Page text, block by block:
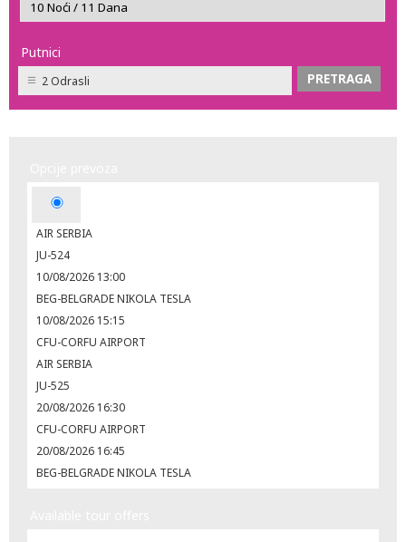
Putnici
2 Odrasli
AIR SERBIA
JU-524
10/08/2026 13:00
BEG-BELGRADE NIKOLA TESLA
10/08/2026 15:15
CFU-CORFU AIRPORT
AIR SERBIA
JU-525
20/08/2026 16:30
CFU-CORFU AIRPORT
20/08/2026 16:45
BEG-BELGRADE NIKOLA TESLA